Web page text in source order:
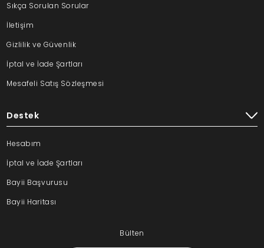
Sıkça Sorulan Sorular
İletişim
Gizlilik ve Güvenlik
İptal ve İade Şartları
Mesafeli Satış Sözleşmesi
Destek
Hesabım
İptal ve İade Şartları
Bayii Başvurusu
Bayii Haritası
Bülten